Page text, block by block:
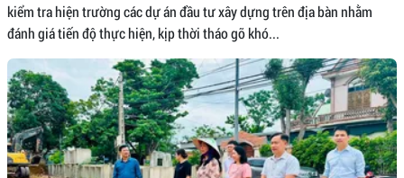
kiểm tra hiện trường các dự án đầu tư xây dựng trên địa bàn nhằm
đánh giá tiến độ thực hiện, kịp thời tháo gỡ khó...